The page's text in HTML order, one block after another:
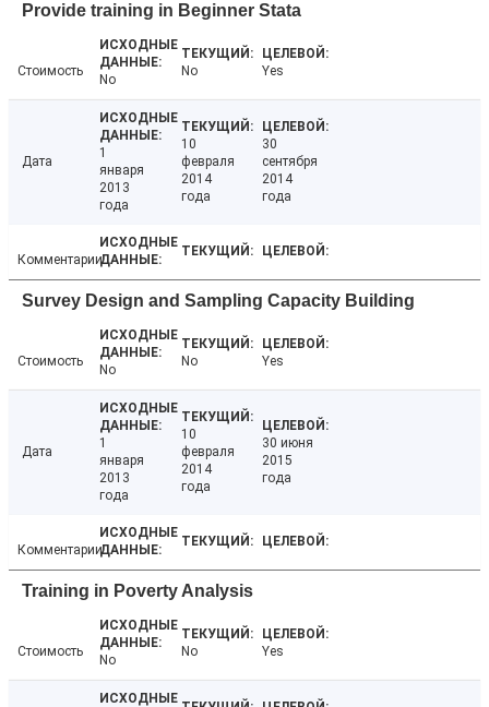
Provide training in Beginner Stata
Стоимость
No
No Yes
Дата
1
января
2013
года
10
февраля
2014
года
30
сентября
2014
года
Комментарии
Survey Design and Sampling Capacity Building
Стоимость
No
No Yes
Дата
1
января
2013
года
10
февраля
2014
года
30 июня
2015
года
Комментарии
Training in Poverty Analysis
Стоимость
No
No Yes